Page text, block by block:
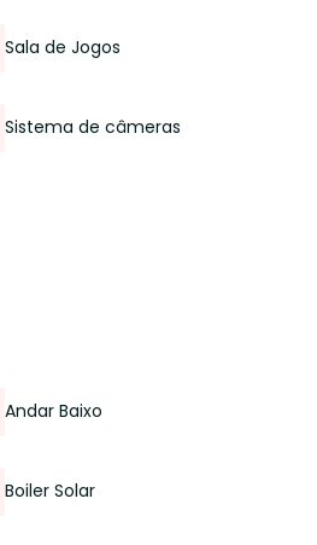
Sala de Jogos
Sistema de câmeras
Andar Baixo
Boiler Solar